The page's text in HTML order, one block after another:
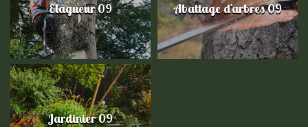
Elagueur 09 Abattage d'arbres 09
Jardinier 09